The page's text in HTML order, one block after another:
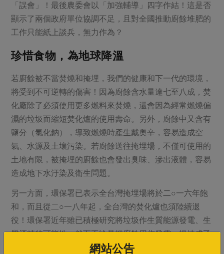
「誤會」！最後農委會以「加強輔導」四字作結！這是否
顯示了兩個政府單位協調不足，且對全國推動廚餘堆肥的
工作只能紙上談兵，無力作為？
珍惜食物，為地球降溫
若廚餘被不當焚燒和掩埋，我們的健康和下一代的環境，
將受到不可逆轉的傷害！因為廚餘含水量達七至八成，焚
化廠除了必須使用更多燃料來焚燒，還會因為經常燃燒偏
濕的垃圾而縮短焚化爐的使用壽命。另外，廚餘中又含有
鹽分（氯化鈉），導致燃燒時產生戴奧辛，容易造成空
氣、水源及土壤污染。若廚餘送往掩埋場，不僅可使用的
土地有限，被掩埋的廚餘也會發出臭味、滲出液體，容易
造成地下水汙染及衛生問題。
另一方面，環保署已表示全台灣掩埋場將於二○一六年飽
和，而且從二○一八年起，全台灣的焚化爐也須陸續退
役！環保署近年雖已積極研究將垃圾作生質能源發電、生
質酒精的可能性，然而不論是把廚餘用作發電、提煉成乙
醇，抑或是送至焚化爐和堆肥場，始終是棄置後的處理方
網站公告